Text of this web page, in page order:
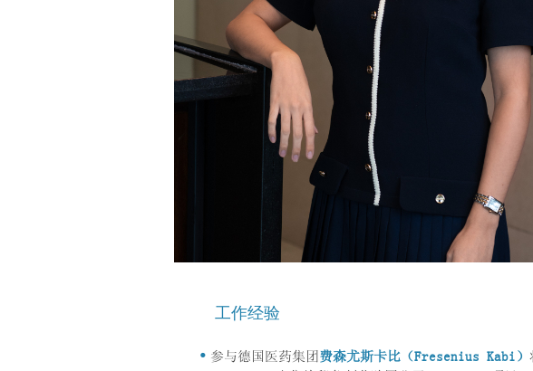
工作经验
参与德国医药集团 费森尤斯卡比（Fresenius Kabi）